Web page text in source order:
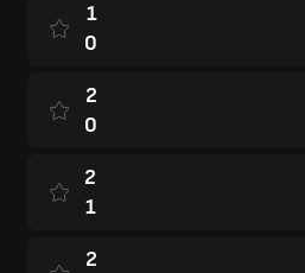
1
0
2
0
2
1
2